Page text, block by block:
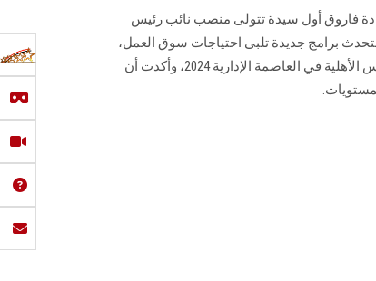
فاروق أول سيدة تتولى منصب نائب رئيس
برامج جديدة تلبى احتياجات سوق العمل،
مشيرة إلى بدء الدراسة بجامعة عين شمس الأهلية في العاصمة الإدارية 2024، وأكدت أن